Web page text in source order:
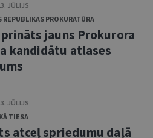
JŪLIJS
REPUBLIKAS PROKURATŪRA
jauns Prokurora
kandidātu atlases
JŪLIJS
TIESA
atceļ spriedumu daļā